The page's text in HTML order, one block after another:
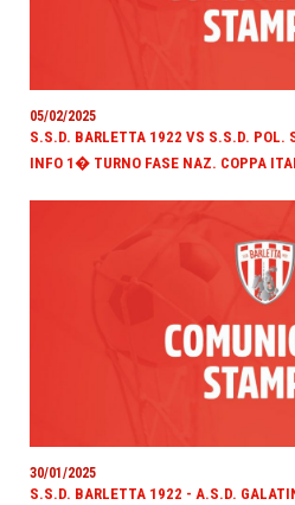
05/02/2025
S.S.D. BARLETTA 1922 VS S.S.D. POL.
INFO 1� TURNO FASE NAZ. COPPA
30/01/2025
S.S.D. BARLETTA 1922 - A.S.D.